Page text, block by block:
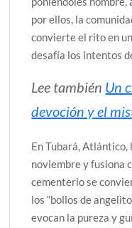
por ellos, la
convierte el rito en
desafía los intentos
Lee también Un
devoción y el
En Tubará,
noviembre y fusiona
cementerio se
los “bollos de
evocan la pureza y